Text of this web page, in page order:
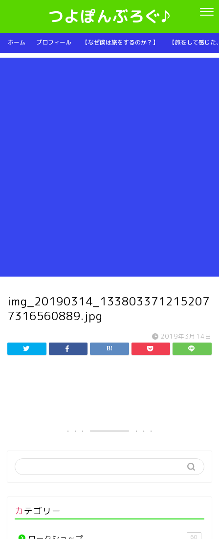
つよぽんぶろぐ♪
ホーム プロフィール 【なぜ僕は旅をするのか？】 【旅をして感じ
img_20190314_133803371215207
7316560889.jpg
2019年3月14日
カテゴリー
60